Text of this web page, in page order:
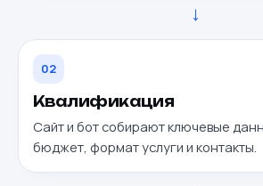
→
02
Квалификация
Сайт и бот собирают ключевые
бюджет, формат услуги и контакты.